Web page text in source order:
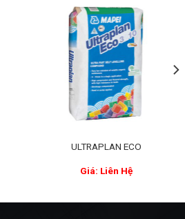
ULTRAPLAN ECO
Giá: Liên Hệ